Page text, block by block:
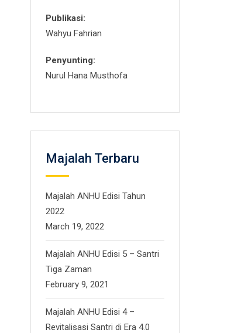
Publikasi:
Wahyu Fahrian
Penyunting:
Nurul Hana Musthofa
Majalah Terbaru
Majalah ANHU Edisi Tahun
2022
March 19, 2022
Majalah ANHU Edisi 5 – Santri
Tiga Zaman
February 9, 2021
Majalah ANHU Edisi 4 –
Revitalisasi Santri di Era 4.0